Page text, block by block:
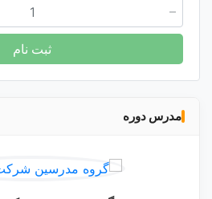
ثبت نام
مدرس دوره